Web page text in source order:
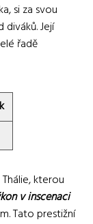
si za svou
diváků. Její
řadě
kterou
v inscenaci
Tato prestižní